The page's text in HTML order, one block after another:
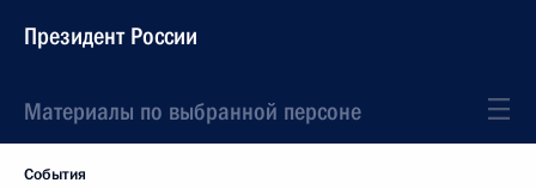
Президент России
Материалы по выбранной персоне
События